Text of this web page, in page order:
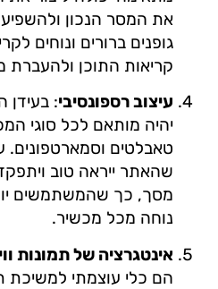
את המסר הנכון
גופנים ברורים ונוחים
קריאות התוכן ולהעברת
עיצוב רספונסיבי: בעידן
יהיה מותאם לכל סוגי
טאבלטים וסמארטפונים.
שהאתר ייראה טוב
מסך, כך שהמשתמשים
נוחה מכל מכשיר.
אינטגרציה של תמונות
הם כלי עוצמתי